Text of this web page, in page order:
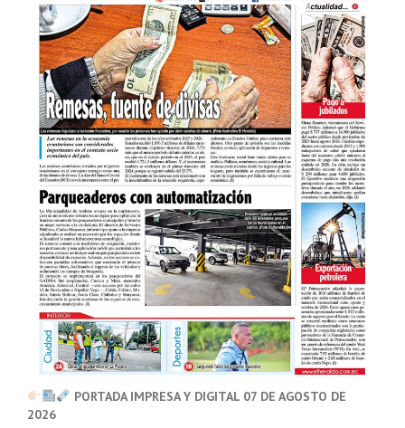
PORTADA IMPRESA Y DIGITAL 07 DE AGOSTO DE
2026